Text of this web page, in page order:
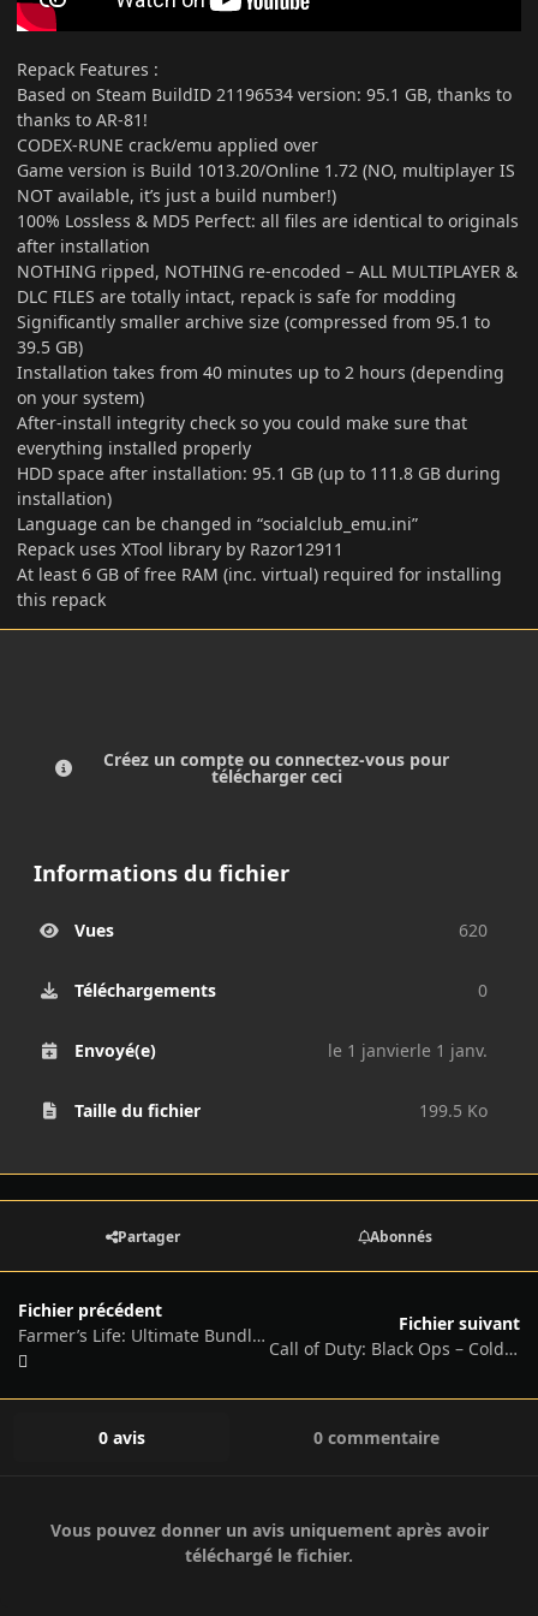
Repack Features :
Based on Steam BuildID 21196534 version: 95.1 GB, thanks to
thanks to AR-81!
CODEX-RUNE crack/emu applied over
Game version is Build 1013.20/Online 1.72 (NO, multiplayer IS
NOT available, it’s just a build number!)
100% Lossless & MD5 Perfect: all files are identical to originals
after installation
NOTHING ripped, NOTHING re-encoded – ALL MULTIPLAYER &
DLC FILES are totally intact, repack is safe for modding
Significantly smaller archive size (compressed from 95.1 to
39.5 GB)
Installation takes from 40 minutes up to 2 hours (depending
on your system)
After-install integrity check so you could make sure that
everything installed properly
HDD space after installation: 95.1 GB (up to 111.8 GB during
installation)
Language can be changed in “socialclub_emu.ini”
Repack uses XTool library by Razor12911
At least 6 GB of free RAM (inc. virtual) required for installing
this repack
Créez un compte ou connectez-vous pour
télécharger ceci
Informations du fichier
Vues 620
Téléchargements 0
Envoyé(e) le 1 janvierle 1 janv.
Taille du fichier 199.5 Ko
Partager Abonnés
Fichier précédent
Farmer’s Life: Ultimate Bundle, v1.0.39 + 4 DLCs/Bonuses
Fichier suivant
Call of Duty: Black Ops – Cold War, v1.34.1.15931218 + All DLCs and Modes + Bonus OST + HD Textures Pack
0 avis 0 commentaire
Vous pouvez donner un avis uniquement après avoir
téléchargé le fichier.